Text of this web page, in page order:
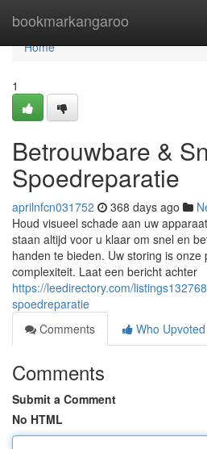
bookmarkangaroo
Home
Home
1
Betrouwbare &
Spoedreparatie
aprilnfcn031752 368 days ago
Houd visueel schade aan uw
staan altijd voor u klaar om snel en
handen te bieden. Uw storing is
complexiteit. Laat een bericht achter
https://leedirectory.com/
spoedreparatie
Comments
Who Upvoted
Comments
Submit a Comment
No HTML